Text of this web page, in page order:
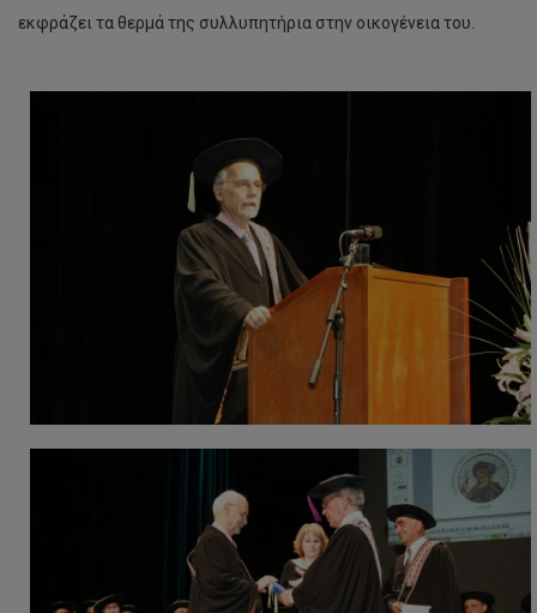
εκφράζει τα θερμά της συλλυπητήρια στην οικογένεια του.